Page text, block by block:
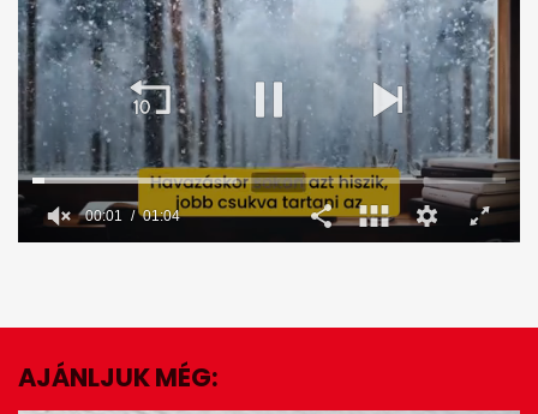
minute,
seconds
00:02 01:04
EZ IS ÉRDEKELHET
AJÁNLJUK MÉG: